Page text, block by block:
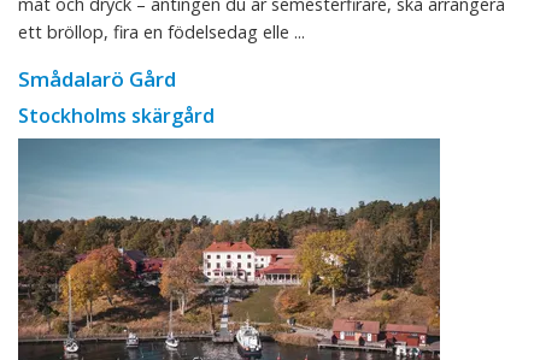
ett bröllop, fira en födelsedag elle ...
Smådalarö Gård
Stockholms skärgård